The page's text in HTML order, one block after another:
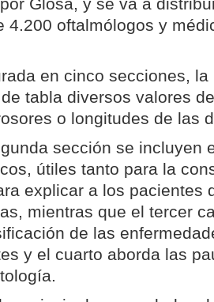
Glosa, y se va a
4.200 oftalmólogos y
en cinco secciones,
tabla diversos valores
o longitudes de las
sección se incluyen
útiles tanto para la
explicar a los pacientes
mientras que el tercer
de las
y el cuarto aborda las